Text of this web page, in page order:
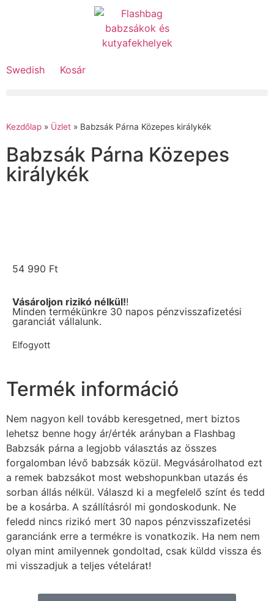
Swedish Kosár
Kezdőlap » Üzlet » Babzsák Párna Közepes királykék
Babzsák Párna Közepes
királykék
54 990 Ft
Vásároljon rizikó nélkül!!
Minden termékünkre 30 napos pénzvisszafizetési
garanciát vállalunk.
Elfogyott
Termék információ
Nem nagyon kell tovább keresgetned, mert biztos
lehetsz benne hogy ár/érték arányban a Flashbag
Babzsák párna a legjobb választás az összes
forgalomban lévő babzsák közül. Megvásárolhatod ezt
a remek babzsákot most webshopunkban utazás és
sorban állás nélkül. Válaszd ki a megfelelő színt és tedd
be a kosárba. A szállításról mi gondoskodunk. Ne
feledd nincs rizikó mert 30 napos pénzvisszafizetési
garanciánk erre a termékre is vonatkozik. Ha nem nem
olyan mint amilyennek gondoltad, csak küldd vissza és
mi visszadjuk a teljes vételárat!